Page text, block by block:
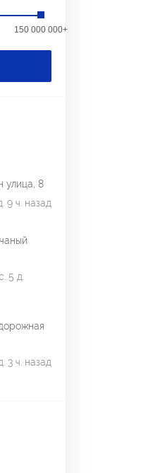
150 000 000+
улица, 8
9 ч. назад
5 д.
3 ч. назад